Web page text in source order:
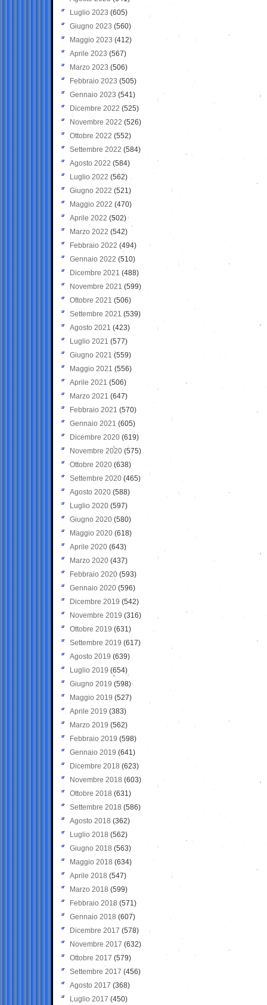
Luglio 2023 (605)
Giugno 2023 (560)
Maggio 2023 (412)
Aprile 2023 (567)
Marzo 2023 (506)
Febbraio 2023 (505)
Gennaio 2023 (541)
Dicembre 2022 (525)
Novembre 2022 (526)
Ottobre 2022 (552)
Settembre 2022 (584)
Agosto 2022 (584)
Luglio 2022 (562)
Giugno 2022 (521)
Maggio 2022 (470)
Aprile 2022 (502)
Marzo 2022 (542)
Febbraio 2022 (494)
Gennaio 2022 (510)
Dicembre 2021 (488)
Novembre 2021 (599)
Ottobre 2021 (506)
Settembre 2021 (539)
Agosto 2021 (423)
Luglio 2021 (577)
Giugno 2021(559)
Maggio 2021 (556)
Aprile 2021 (506)
Marzo 2021 (647)
Febbraio 2021 (570)
Gennaio 2021 (605)
Dicembre 2020 (619)
Novembre 2020 (575)
Ottobre 2020 (638)
Settembre 2020(465)
Agosto 2020 (588)
Luglio 2020 (597)
Giugno 2020 (580)
Maggio 2020 (618)
Aprile 2020 (643)
Marzo 2020 (437)
Febbraio 2020 (593)
Gennaio 2020 (596)
Dicembre 2019 (542)
Novembre 2019 (316)
Ottobre 2019 (631)
Settembre 2019 (617)
Agosto 2019 (639)
Luglio 2019 (654)
Giugno 2019 (598)
Maggio 2019 (527)
Aprile 2019 (383)
Marzo 2019 (562)
Febbraio 2019 (598)
Gennaio 2019 (641)
Dicembre 2018 (623)
Novembre 2018 (603)
Ottobre 2018 (631)
Settembre 2018 (586)
Agosto 2018 (362)
Luglio 2018 (562)
Giugno 2018 (563)
Maggio 2018 (634)
Aprile 2018 (547)
Marzo 2018 (599)
Febbraio 2018 (571)
Gennaio 2018 (607)
Dicembre 2017 (578)
Novembre 2017 (632)
Ottobre 2017 (579)
Settembre 2017 (456)
Agosto 2017 (368)
Luglio 2017 (450)